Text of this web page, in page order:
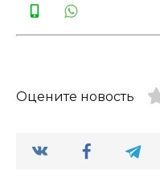
Оцените новость